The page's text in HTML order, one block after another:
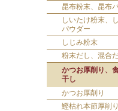
昆布粉末、昆布
しいたけ粉末、
パウダー
しじみ粉末
粉末だし、混合
かつお厚削り、
干し
かつお厚削り
鰹枯れ本節厚削り